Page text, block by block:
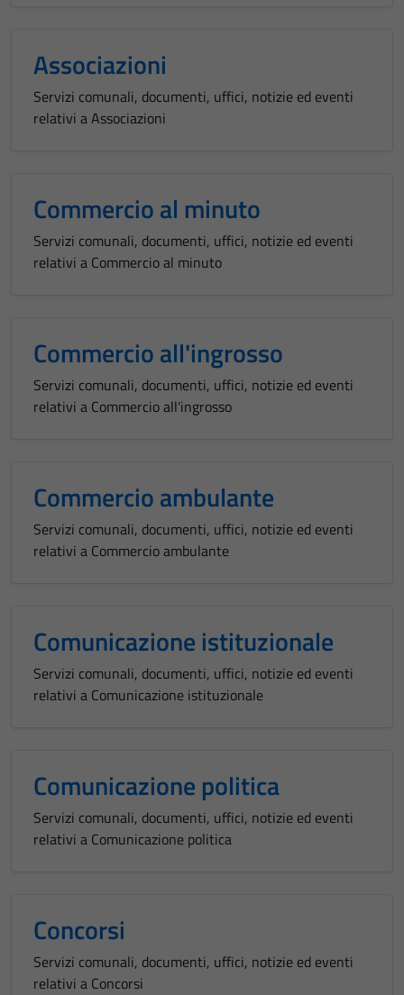
Associazioni
Servizi comunali, documenti, uffici, notizie ed eventi
relativi a Associazioni
Commercio al minuto
Servizi comunali, documenti, uffici, notizie ed eventi
relativi a Commercio al minuto
Commercio all'ingrosso
Servizi comunali, documenti, uffici, notizie ed eventi
relativi a Commercio all'ingrosso
Commercio ambulante
Servizi comunali, documenti, uffici, notizie ed eventi
relativi a Commercio ambulante
Comunicazione istituzionale
Servizi comunali, documenti, uffici, notizie ed eventi
relativi a Comunicazione istituzionale
Comunicazione politica
Servizi comunali, documenti, uffici, notizie ed eventi
relativi a Comunicazione politica
Concorsi
Servizi comunali, documenti, uffici, notizie ed eventi
relativi a Concorsi